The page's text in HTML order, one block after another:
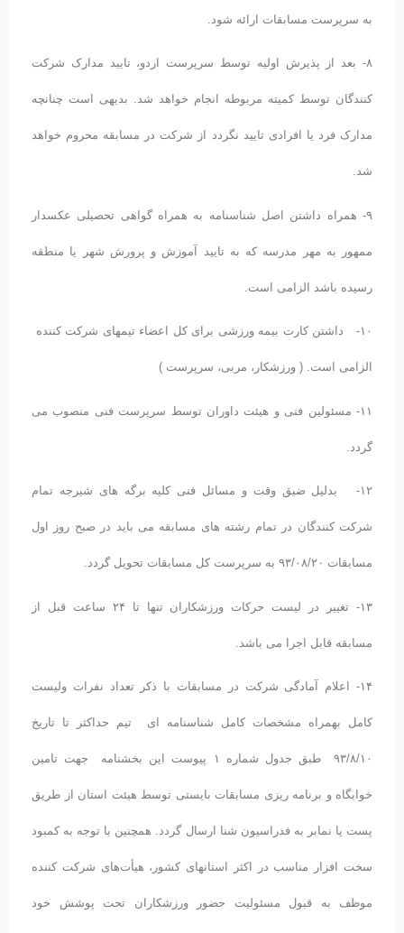
به سرپرست مسابقات ارائه شود.
۸- بعد از پذیرش اولیه توسط سرپرست اردو، تایید مدارک شرکت
کنندگان توسط کمیته مربوطه انجام خواهد شد. بدیهی است چنانچه
مدارک فرد یا افرادی تایید نگردد از شرکت در مسابقه محروم خواهد
شد.
۹- همراه داشتن اصل شناسنامه به همراه گواهی تحصیلی عکسدار
ممهور به مهر مدرسه که به تایید آموزش و پرورش شهر یا منطقه
رسیده باشد الزامی است.
۱۰- داشتن کارت بیمه ورزشی برای کل اعضاء تیمهای شرکت کننده
الزامی است. ( ورزشکار، مربی، سرپرست )
۱۱- مسئولین فنی و هیئت داوران توسط سرپرست فنی منصوب می
گردد.
۱۲- بدلیل ضیق وقت و مسائل فنی کلیه برگه های شیرجه تمام
شرکت کنندگان در تمام رشته های مسابقه می باید در صبح روز اول
مسابقات ۹۳/۰۸/۲۰ به سرپرست کل مسابقات تحویل گردد.
۱۳- تغییر در لیست حرکات ورزشکاران تنها تا ۲۴ ساعت قبل از
مسابقه قابل اجرا می باشد.
۱۴- اعلام آمادگی شرکت در مسابقات با ذکر تعداد نفرات ولیست
کامل بهمراه مشخصات کامل شناسنامه ای تیم حداکثر تا تاریخ
۹۳/۸/۱۰ طبق جدول شماره ۱ پیوست این بخشنامه جهت تامین
خوابگاه و برنامه ریزی مسابقات بایستی توسط هیئت استان از طریق
پست یا نمابر به فدراسیون شنا ارسال گردد. همچنین با توجه به کمبود
سخت افزار مناسب در اکثر استانهای کشور، هیأت‌های شرکت کننده
موظف به قبول مسئولیت حضور ورزشکاران تحت پوشش خود